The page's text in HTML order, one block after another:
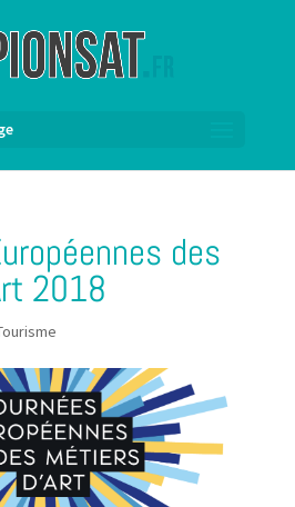
des
2018